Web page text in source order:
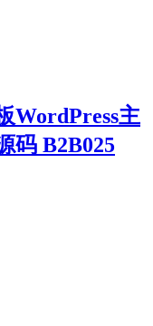
WordPress主
码 B2B025